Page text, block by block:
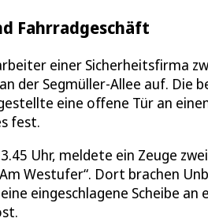
Fahrradgeschäft
einer Sicherheitsfirma
der Segmüller-Allee auf.
eine offene Tür an
fest.
Uhr, meldete ein Zeuge
Westufer“. Dort brachen
eingeschlagene Scheibe